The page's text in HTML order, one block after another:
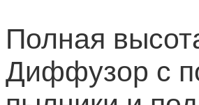
Полная
Диффузор с